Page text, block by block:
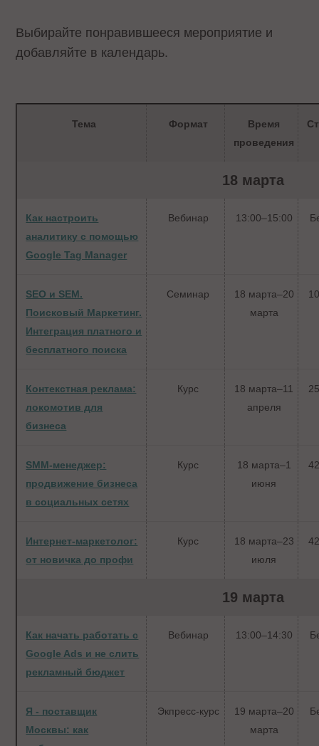
Выбирайте понравившееся мероприятие и
добавляйте в календарь.
Тема Формат
Время
проведения
18 марта
Как настроить
аналитику с помощью
Google Tag Manager
Вебинар 13:00–15:00
SEO и SEM.
Поисковый Маркетинг.
Интеграция платного и
бесплатного поиска
Семинар
18 марта–20
марта
Контекстная реклама:
локомотив для
бизнеса
Курс
18 марта–11
апреля
SMM-менеджер:
продвижение бизнеса
в социальных сетях
Курс
18 марта–1
июня
Интернет-маркетолог:
от новичка до профи
Курс
18 марта–23
июля
19 марта
Как начать работать с
Google Ads и не слить
рекламный бюджет
Вебинар 13:00–14:30
Я - поставщик
Москвы: как
Экпресс-курс
19 марта–20
марта